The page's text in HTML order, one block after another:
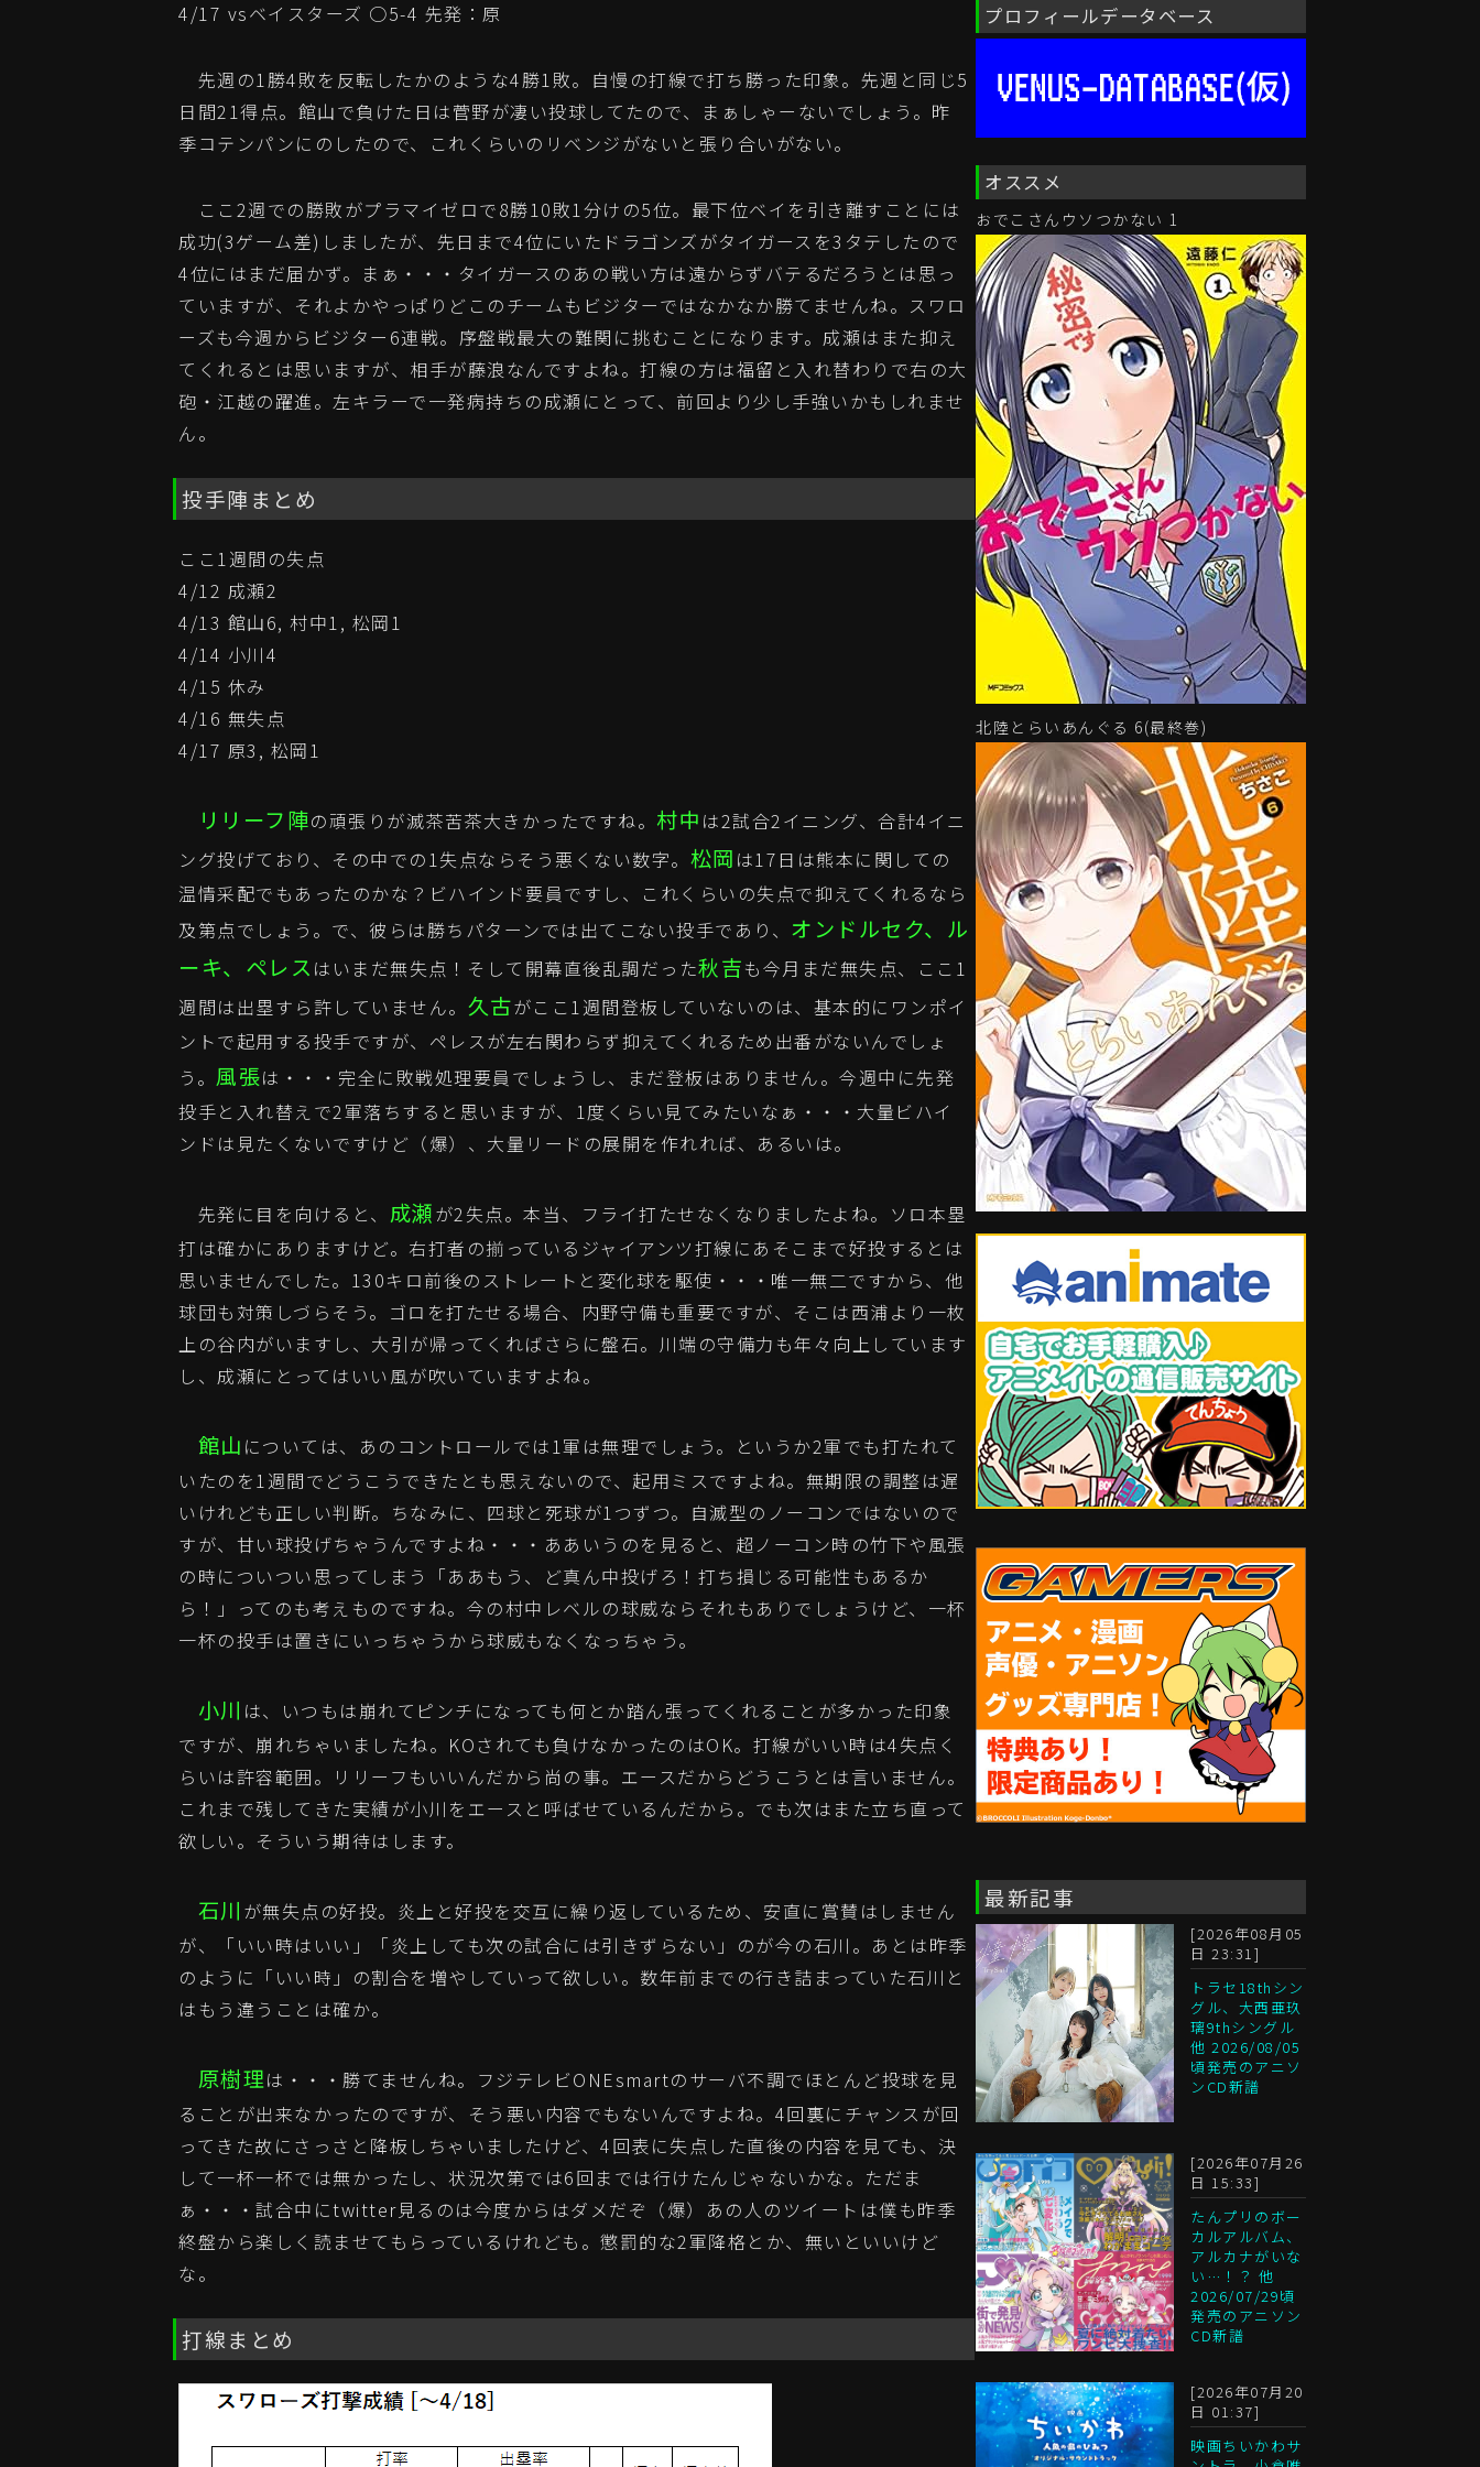
4/17 vsベイスターズ ○5-4 先発：原
先週の1勝4敗を反転したかのような4勝1敗。自慢の打線で打ち勝った印象。先週と同じ5
日間21得点。館山で負けた日は菅野が凄い投球してたので、まぁしゃーないでしょう。昨
季コテンパンにのしたので、これくらいのリベンジがないと張り合いがない。
ここ2週での勝敗がプラマイゼロで8勝10敗1分けの5位。最下位ベイを引き離すことには
成功(3ゲーム差)しましたが、先日まで4位にいたドラゴンズがタイガースを3タテしたので
4位にはまだ届かず。まぁ・・・タイガースのあの戦い方は遠からずバテるだろうとは思っ
ていますが、それよかやっぱりどこのチームもビジターではなかなか勝てませんね。スワロ
ーズも今週からビジター6連戦。序盤戦最大の難関に挑むことになります。成瀬はまた抑え
てくれるとは思いますが、相手が藤浪なんですよね。打線の方は福留と入れ替わりで右の大
砲・江越の躍進。左キラーで一発病持ちの成瀬にとって、前回より少し手強いかもしれませ
ん。
投手陣まとめ
ここ1週間の失点
4/12 成瀬2
4/13 館山6, 村中1, 松岡1
4/14 小川4
4/15 休み
4/16 無失点
4/17 原3, 松岡1
リリーフ陣の頑張りが滅茶苦茶大きかったですね。 村中 は2試合2イニング、合計4イニ
ング投げており、その中での1失点ならそう悪くない数字。 松岡 は17日は熊本に関しての
温情采配でもあったのかな？ビハインド要員ですし、これくらいの失点で抑えてくれるなら
及第点でしょう。で、彼らは勝ちパターンでは出てこない投手であり、 オンドルセク、ル
ーキ、ペレス はいまだ無失点！そして開幕直後乱調だった秋吉も今月まだ無失点、ここ1
週間は出塁すら許していません。 久古がここ1週間登板していないのは、基本的にワンポイ
ントで起用する投手ですが、ペレスが左右関わらず抑えてくれるため出番がないんでしょ
う。 風張は・・・完全に敗戦処理要員でしょうし、まだ登板はありません。今週中に先発
投手と入れ替えで2軍落ちすると思いますが、1度くらい見てみたいなぁ・・・大量ビハイ
ンドは見たくないですけど（爆）、大量リードの展開を作れれば、あるいは。
先発に目を向けると、 成瀬が2失点。本当、フライ打たせなくなりましたよね。ソロ本塁
打は確かにありますけど。右打者の揃っているジャイアンツ打線にあそこまで好投するとは
思いませんでした。130キロ前後のストレートと変化球を駆使・・・唯一無二ですから、他
球団も対策しづらそう。ゴロを打たせる場合、内野守備も重要ですが、そこは西浦より一枚
上の谷内がいますし、大引が帰ってくればさらに盤石。川端の守備力も年々向上しています
し、成瀬にとってはいい風が吹いていますよね。
館山 については、あのコントロールでは1軍は無理でしょう。というか2軍でも打たれて
いたのを1週間でどうこうできたとも思えないので、起用ミスですよね。無期限の調整は遅
いけれども正しい判断。ちなみに、四球と死球が1つずつ。自滅型のノーコンではないので
すが、甘い球投げちゃうんですよね・・・ああいうのを見ると、超ノーコン時の竹下や風張
の時についつい思ってしまう「ああもう、ど真ん中投げろ！打ち損じる可能性もあるか
ら！」ってのも考えものですね。今の村中レベルの球威ならそれもありでしょうけど、一杯
一杯の投手は置きにいっちゃうから球威もなくなっちゃう。
小川 は、いつもは崩れてピンチになっても何とか踏ん張ってくれることが多かった印象
ですが、崩れちゃいましたね。KOされても負けなかったのはOK。打線がいい時は4失点く
らいは許容範囲。リリーフもいいんだから尚の事。エースだからどうこうとは言いません。
これまで残してきた実績が小川をエースと呼ばせているんだから。でも次はまた立ち直って
欲しい。そういう期待はします。
石川 が無失点の好投。炎上と好投を交互に繰り返しているため、安直に賞賛はしません
が、「いい時はいい」「炎上しても次の試合には引きずらない」のが今の石川。あとは昨季
のように「いい時」の割合を増やしていって欲しい。数年前までの行き詰まっていた石川と
はもう違うことは確か。
原樹理は・・・勝てませんね。フジテレビONEsmartのサーバ不調でほとんど投球を見
ることが出来なかったのですが、そう悪い内容でもないんですよね。4回裏にチャンスが回
ってきた故にさっさと降板しちゃいましたけど、4回表に失点した直後の内容を見ても、決
して一杯一杯では無かったし、状況次第では6回までは行けたんじゃないかな。ただま
ぁ・・・試合中にtwitter見るのは今度からはダメだぞ（爆）あの人のツイートは僕も昨季
終盤から楽しく読ませてもらっているけれども。懲罰的な2軍降格とか、無いといいけど
な。
打線まとめ
プロフィールデータベース
オススメ
おでこさんウソつかない 1
北陸とらいあんぐる 6(最終巻)
最新記事
[2026年08月05
日 23:31]
トラセ18thシン
グル、大西亜玖
璃9thシングル
他 2026/08/05
頃発売のアニソ
ンCD新譜
[2026年07月26
日 15:33]
たんプリのボー
カルアルバム、
アルカナがいな
い…！？ 他
2026/07/29頃
発売のアニソン
CD新譜
[2026年07月20
日 01:37]
映画ちいかわサ